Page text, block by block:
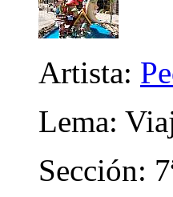
Artista:
Lema:
Sección: